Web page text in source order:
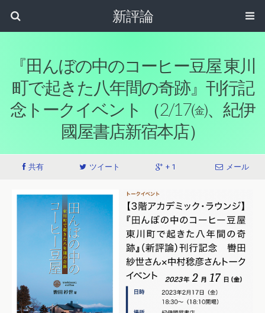
新評論
『田んぼの中のコーヒー豆屋 東川
町で起きた八年間の奇跡』刊行記
念トークイベント （2/17㈮、紀伊
國屋書店新宿本店）
共有 ツイート + 1 メール